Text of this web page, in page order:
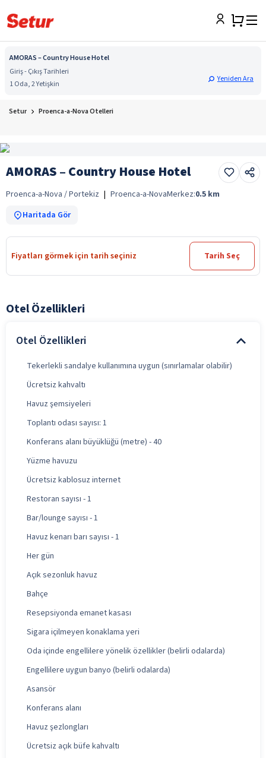
AMORAS – Country House Hotel
Giriş - Çıkış Tarihleri
1 Oda, 2 Yetişkin
Yeniden Ara
Setur Proenca-a-Nova Otelleri
AMORAS – Country House Hotel
Proenca-a-Nova / Portekiz | Proenca-a-NovaMerkez:0.5 km
Haritada Gör
Fiyatları görmek için tarih seçiniz Tarih Seç
Otel Özellikleri
Otel Özellikleri
Tekerlekli sandalye kullanımına uygun (sınırlamalar olabilir)
Ücretsiz kahvaltı
Havuz şemsiyeleri
Toplantı odası sayısı: 1
Konferans alanı büyüklüğü (metre) - 40
Yüzme havuzu
Ücretsiz kablosuz internet
Restoran sayısı - 1
Bar/lounge sayısı - 1
Havuz kenarı barı sayısı - 1
Her gün
Açık sezonluk havuz
Bahçe
Resepsiyonda emanet kasası
Sigara içilmeyen konaklama yeri
Oda içinde engellilere yönelik özellikler (belirli odalarda)
Engellilere uygun banyo (belirli odalarda)
Asansör
Konferans alanı
Havuz şezlongları
Ücretsiz açık büfe kahvaltı